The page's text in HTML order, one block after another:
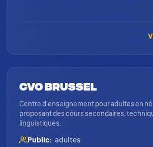
CVO Brussel
Centre d'enseignement pour adultes en
proposant des cours secondaires,
linguistiques.
Public: adultes